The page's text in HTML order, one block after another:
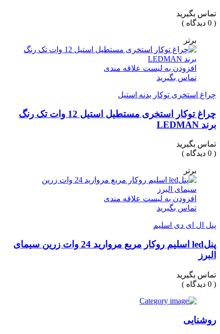
تماس بگیرید
( 0 دیدگاه )
برتر
افزودن به لیست علاقه مندی
تماس بگیرید
چراغ استخری توکار بدنه استیل
چراغ توکار استخری مستطیل استیل 12 وات تک رنگ
برند LEDMAN
تماس بگیرید
( 0 دیدگاه )
برتر
افزودن به لیست علاقه مندی
تماس بگیرید
پنل ال ای دی اسلیم
پنلled اسلیم روکار مربع مروارید 24 وات زرین سیمای
البرز
تماس بگیرید
( 0 دیدگاه )
روشنایی